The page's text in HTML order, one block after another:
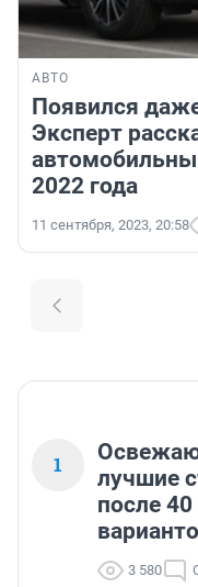
АВТО
Появился
Эксперт
2022 года
11 сентября, 2023, 20:58
1
лучшие
после
3 580